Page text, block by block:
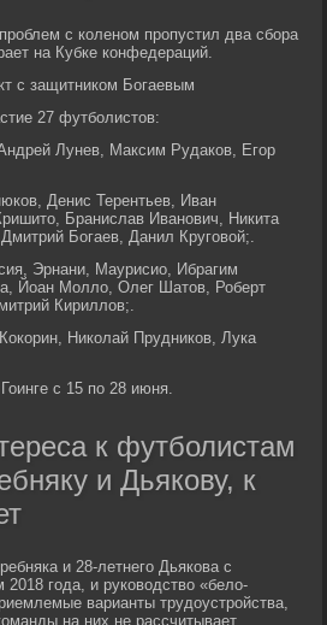
с коленом пропустил два сбора
на Кубке конфедераций.
с защитником Богаевым
27 футболистов:
Лунев, Максим Рудаков, Егор
Денис Терентьев, Иван
Бранислав Иванович, Никита
Богаев, Данил Круговой;.
Эрнани, Маурисио, Ибрагим
Йоан Молло, Олег Шатов, Роберт
Кириллов;.
Николай Прудников, Лука
с 15 по 28 июня.
к футболистам
и Дьякову, к
и 28-летнего Дьякова с
года, и руководство «бело-
варианты трудоустройства,
на них не рассчитывает.